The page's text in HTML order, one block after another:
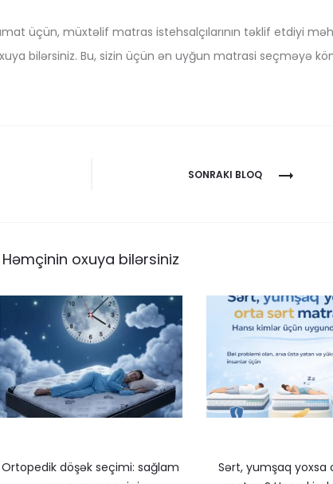
üçün, müxtəlif matras istehsalçılarının təklif etdiyi
bilərsiniz. Bu, sizin üçün ən uyğun matrasi seçməyə
SONRAKI BLOQ
Həmçinin oxuya bilərsiniz
Ortopedik döşək seçimi: sağlam
Sərt, yumşaq yoxsa